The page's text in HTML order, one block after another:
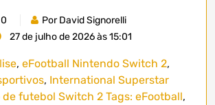
0
Por David Signorelli
27 de julho de 2026 às 15:01
, eFootball Nintendo Switch 2,
, International Superstar
de futebol Switch 2 Tags: eFootball,